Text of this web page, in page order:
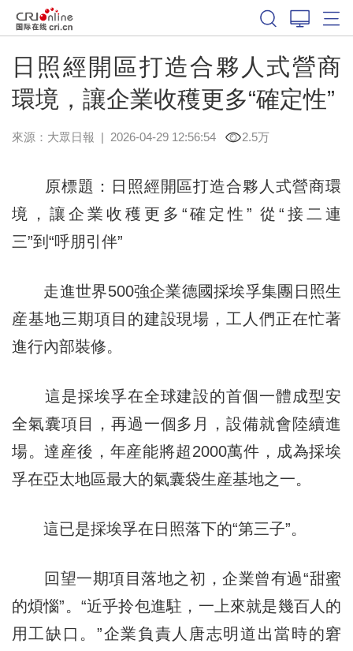
日照經開區打造合夥人式營商
環境，讓企業收穫更多“確定性”
來源： 大眾日報 | 2026-04-29 12:56:54 2.5万
原標題：日照經開區打造合夥人式營商環
境，讓企業收穫更多“確定性” 從“接二連
三”到“呼朋引伴”
走進世界500強企業德國採埃孚集團日照生
産基地三期項目的建設現場，工人們正在忙著
進行內部裝修。
這是採埃孚在全球建設的首個一體成型安
全氣囊項目，再過一個多月，設備就會陸續進
場。達産後，年産能將超2000萬件，成為採埃
孚在亞太地區最大的氣囊袋生産基地之一。
這已是採埃孚在日照落下的“第三子”。
回望一期項目落地之初，企業曾有過“甜蜜
的煩惱”。“近乎拎包進駐，一上來就是幾百人的
用工缺口。”企業負責人唐志明道出當時的窘